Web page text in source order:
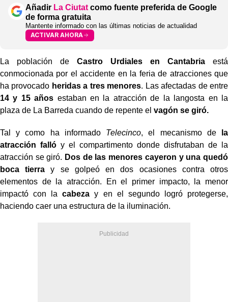
Añadir La Ciutat como fuente preferida de Google
de forma gratuita
Mantente informado con las últimas noticias de actualidad
ACTIVAR AHORA
La población deCastro Urdiales en Cantabriaestá
conmocionada por el accidente en la feria de atracciones que
ha provocado heridas a tres menores. Las afectadas de entre
14 y 15 años estaban en la atracción de la langosta en la
plaza de La Barreda cuando de repente el vagón se giró.
Tal y como ha informado Telecinco, el mecanismo de
la
atracción falló y el compartimento donde disfrutaban de la
atracción se giró. Dos de las menores cayeron y una quedó
boca tierra y se golpeó en dos ocasiones contra otros
elementos de la atracción. En el primer impacto, la menor
impactó con lacabeza y en el segundo logró protegerse,
haciendo caer una estructura de la iluminación.